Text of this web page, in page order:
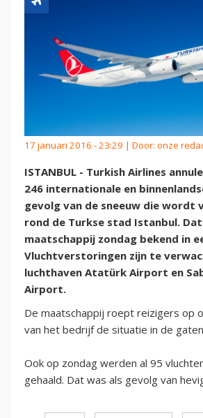
17 januari 2016 - 23:29 | Door: onze
ISTANBUL - Turkish Airlines
246 internationale en
gevolg van de sneeuw die wordt
rond de Turkse stad Istanbul.
maatschappij zondag bekend in
Vluchtverstoringen zijn te
luchthaven Atatürk Airport en
Airport.
De maatschappij roept reizigers op
van het bedrijf de situatie in de
Ook op zondag werden al 95
gehaald. Dat was als gevolg van